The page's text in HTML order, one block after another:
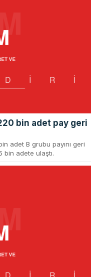
bin adet pay geri
adet B grubu payını geri
bin adete ulaştı.